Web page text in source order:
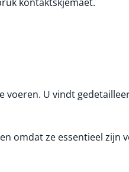
U vindt
omdat ze essentieel zijn